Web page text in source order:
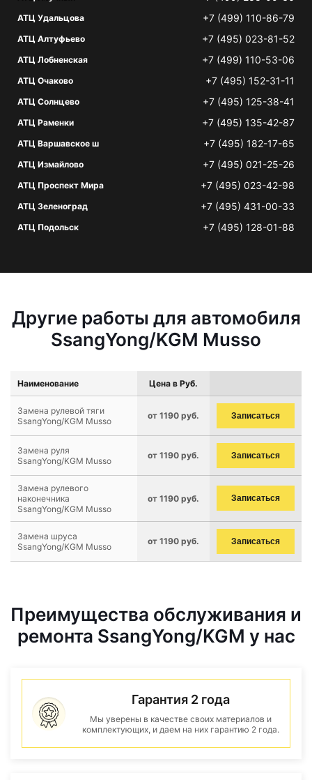
АТЦ Удальцова +7 (499) 110-86-79
АТЦ Алтуфьево +7 (495) 023-81-52
АТЦ Лобненская +7 (499) 110-53-06
АТЦ Очаково +7 (495) 152-31-11
АТЦ Солнцево +7 (495) 125-38-41
АТЦ Раменки +7 (495) 135-42-87
АТЦ Варшавское ш +7 (495) 182-17-65
АТЦ Измайлово +7 (495) 021-25-26
АТЦ Проспект Мира +7 (495) 023-42-98
АТЦ Зеленоград +7 (495) 431-00-33
АТЦ Подольск +7 (495) 128-01-88
Другие работы для автомобиля
SsangYong/KGM Musso
Наименование Цена в Руб.
Замена рулевой тяги
SsangYong/KGM Musso
от 1190 руб. Записаться
Замена руля
SsangYong/KGM Musso
от 1190 руб. Записаться
Замена рулевого
наконечника
SsangYong/KGM Musso
от 1190 руб. Записаться
Замена шруса
SsangYong/KGM Musso
от 1190 руб. Записаться
Преимущества обслуживания и
ремонта SsangYong/KGM у нас
Гарантия 2 года
Мы уверены в качестве своих материалов и
комплектующих, и даем на них гарантию 2 года.